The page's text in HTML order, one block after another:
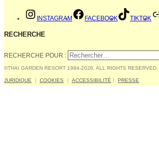
INSTAGRAM FACEBOOK TIKTOK
RECHERCHE
RECHERCHE POUR :
©THAI GARDEN RESORT 1984-2026. ALL RIGHTS RESERVED.
JURIDIQUE COOKIES ACCESSIBILITÉ PRESSE